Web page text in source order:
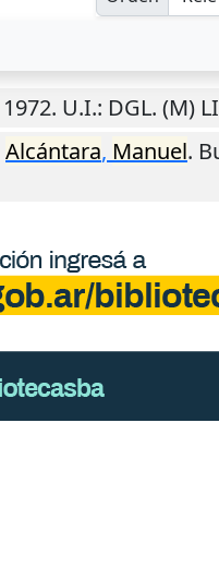
1972. U.I.: DGL. (M)
Alcántara, Manuel.